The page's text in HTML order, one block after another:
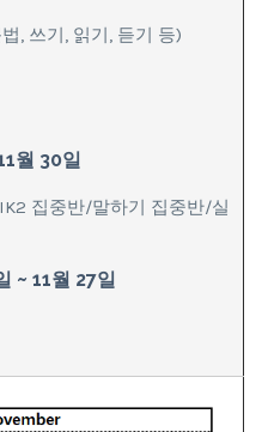
, 쓰기, 읽기, 듣기 등)
월 30일
집중반/말하기 집중반/실
~ 11월 27일